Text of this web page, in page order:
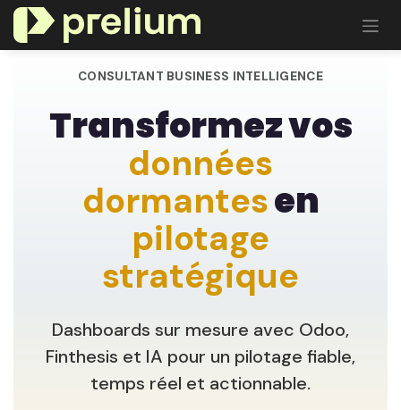
Se rendre au contenu
CONSULTANT BUSINESS INTELLIGENCE
Transformez vos
données
dormantesen
pilotage
stratégique
Dashboards sur mesure avec Odoo,
Finthesis et IA pour un pilotage fiable,
temps réel et actionnable.